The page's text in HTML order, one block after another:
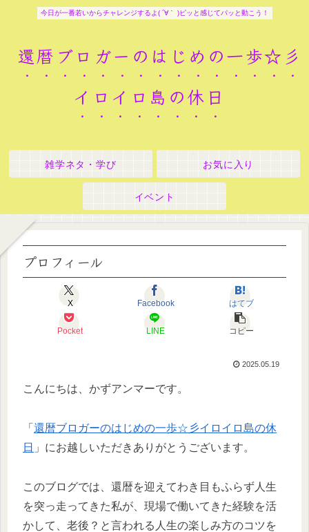
今日が一番若いからチャレンジするよ( ´∀｀ )ピッと感じてパッと動こう！
還暦ブロガーのはじめの一歩☆彡
イロイロ島の休日
雑学ネタ・学び お気に入り
イベント
プロフィール
X Facebook はてブ
Pocket LINE コピー
2025.05.19
こんにちは、かずアンマーです。
「 還暦ブロガーのはじめの一歩☆彡イロイロ島の休
日 」にお越しいただきありがとうございます。
このブログでは、還暦を迎えてわき目もふらず人生
を突っ走ってきた私が、現場で働いてきた経験を活
かして、老後？と言われる人生の楽しみ方のコツを